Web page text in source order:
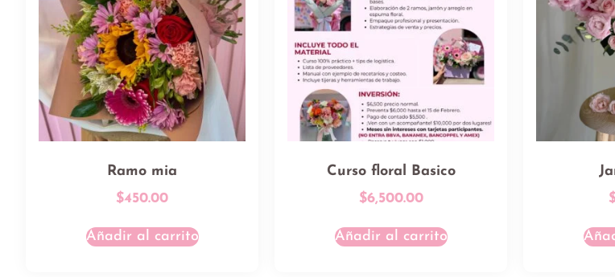
Ramo mia
$450.00
Añadir al carrito
Curso floral Basico
$6,500.00
Añadir al carrito